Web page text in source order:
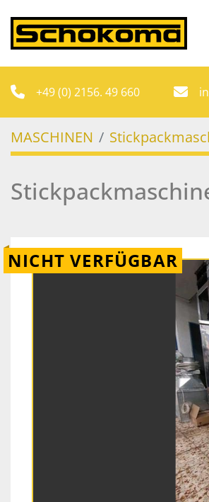
+49 (0) 2156. 49 660
MASCHINEN
NICHT VERFÜGBAR